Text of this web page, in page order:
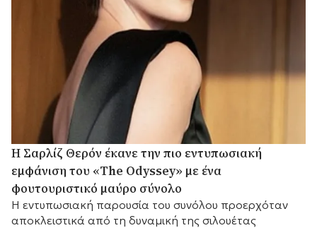
Η Σαρλίζ Θερόν έκανε την πιο εντυπωσιακή
εμφάνιση του «The Odyssey» με ένα
φουτουριστικό μαύρο σύνολο
Η εντυπωσιακή παρουσία του συνόλου προερχόταν
αποκλειστικά από τη δυναμική της σιλουέτας